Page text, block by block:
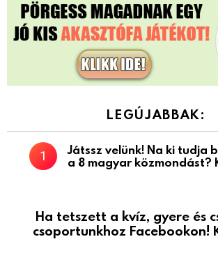
LEGÚJABBAK:
Játssz velünk! Na ki tudja
a 8 magyar közmondást?
Ha tetszett a kvíz, gyere és
csoportunkhoz Facebookon!